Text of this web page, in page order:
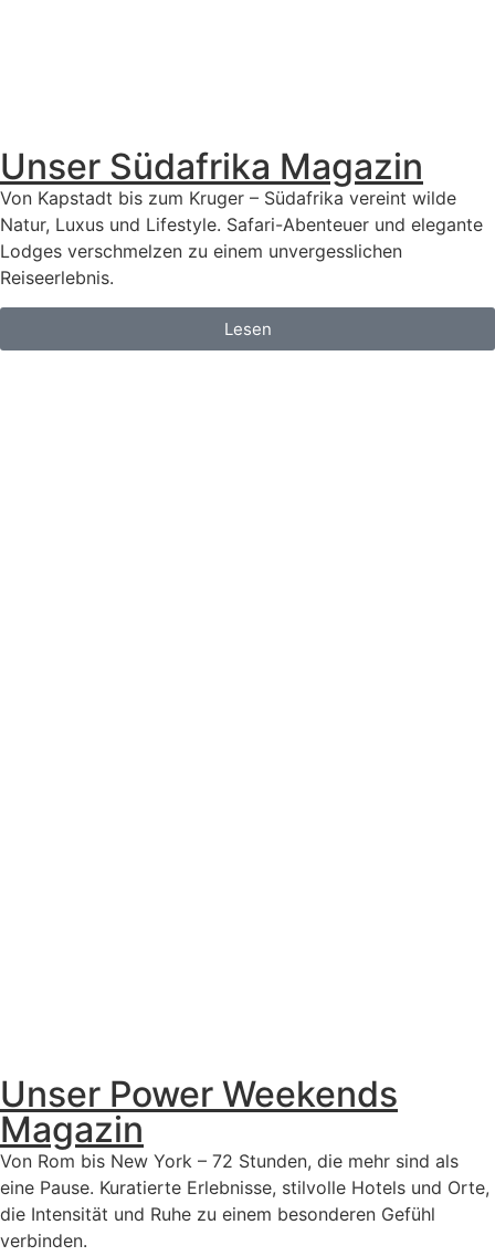
Unser Südafrika Magazin
Von Kapstadt bis zum Kruger – Südafrika vereint wilde
Natur, Luxus und Lifestyle. Safari-Abenteuer und elegante
Lodges verschmelzen zu einem unvergesslichen
Reiseerlebnis.
Lesen
Unser Power Weekends
Magazin
Von Rom bis New York – 72 Stunden, die mehr sind als
eine Pause. Kuratierte Erlebnisse, stilvolle Hotels und Orte,
die Intensität und Ruhe zu einem besonderen Gefühl
verbinden.